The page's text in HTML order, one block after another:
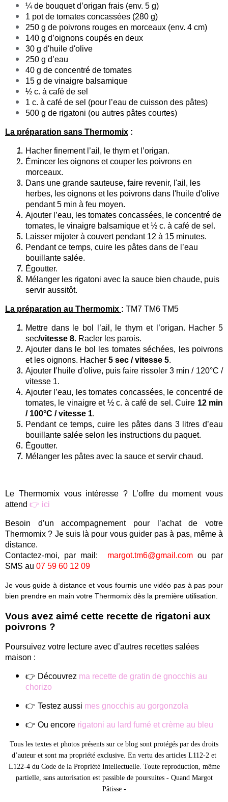
¼ de bouquet d’origan frais (env. 5 g)
1 pot de tomates concassées (280 g)
250 g de poivrons rouges en morceaux (env. 4 cm)
140 g d’oignons coupés en deux
30 g d'huile d'olive
250 g d’eau
40 g de concentré de tomates
15 g de vinaigre balsamique
½ c. à café de sel
1 c. à café de sel (pour l’eau de cuisson des pâtes)
500 g de rigatoni (ou autres pâtes courtes)
La préparation sans Thermomix :
Hacher finement l’ail, le thym et l’origan.
Émincer les oignons et couper les poivrons en
morceaux.
Dans une grande sauteuse, faire revenir, l'ail, les
herbes, les oignons et les poivrons dans l'huile d'olive
pendant 5 min à feu moyen.
Ajouter l’eau, les tomates concassées, le concentré de
tomates, le vinaigre balsamique et ½ c. à café de sel.
Laisser mijoter à couvert pendant 12 à 15 minutes.
Pendant ce temps, cuire les pâtes dans de l’eau
bouillante salée.
Égoutter.
Mélanger les rigatoni avec la sauce bien chaude, puis
servir aussitôt.
La préparation au Thermomix : TM7 TM6 TM5
Mettre dans le bol l’ail, le thym et l’origan. Hacher 5
sec/vitesse 8. Racler les parois.
Ajouter dans le bol les tomates séchées, les poivrons
et les oignons. Hacher 5 sec / vitesse 5.
Ajouter ’huile d'olive, puis faire rissoler 3 min / 120°C /
vitesse 1.
Ajouter l’eau, les tomates concassées, le concentré de
tomates, le vinaigre et ½ c. à café de sel. Cuire 12 min
/ 100°C / vitesse 1.
Pendant ce temps, cuire les pâtes dans 3 litres d’eau
bouillante salée selon les instructions du paquet.
Égoutter.
Mélanger les pâtes avec la sauce et servir chaud.
Le Thermomix vous intéresse ? L’offre du moment vous
attend 👉 ici
Besoin d’un accompagnement pour l’achat de votre
Thermomix ? Je suis là pour vous guider pas à pas, même à
distance.
Contactez-moi, par mail: margot.tm6@gmail.comou par
SMS au 07 59 60 12 09
Je vous guide à distance et vous fournis une vidéo pas à pas pour
bien prendre en main votre Thermomix dès la première utilisation.
Vous avez aimé cette recette de rigatoni aux
poivrons ?
Poursuivez votre lecture avec d’autres recettes salées
maison :
👉 Découvrez ma recette de gratin de gnocchis au
chorizo
👉 Testez aussi mes gnocchis au gorgonzola
👉 Ou encore rigatoni au lard fumé et crème au bleu
Tous les textes et photos présents sur ce blog sont protégés par des droits
d’auteur et sont ma propriété exclusive. En vertu des articles L112-2 et
L122-4 du Code de la Propriété Intellectuelle. Toute reproduction, même
partielle, sans autorisation est passible de poursuites - Quand Margot
Pâtisse -